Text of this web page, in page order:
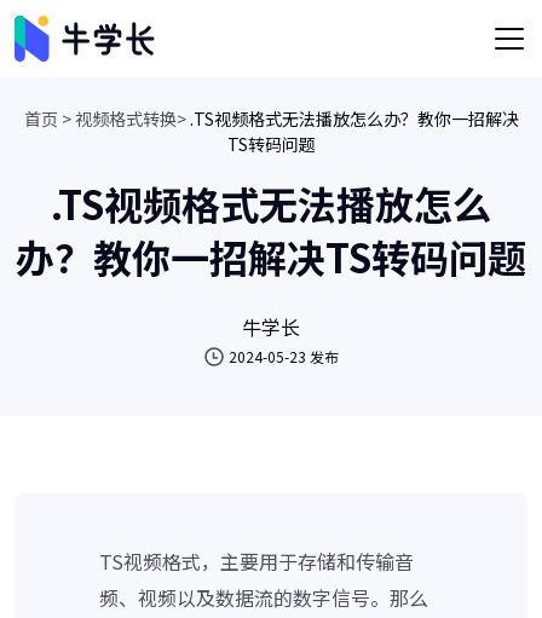
首页 >视频格式转换>.TS视频格式无法播放怎么办？教你一招解决
TS转码问题
.TS视频格式无法播放怎么
办？教你一招解决TS转码问题
牛学长
2024-05-23 发布
TS视频格式，主要用于存储和传输音
频、视频以及数据流的数字信号。那么